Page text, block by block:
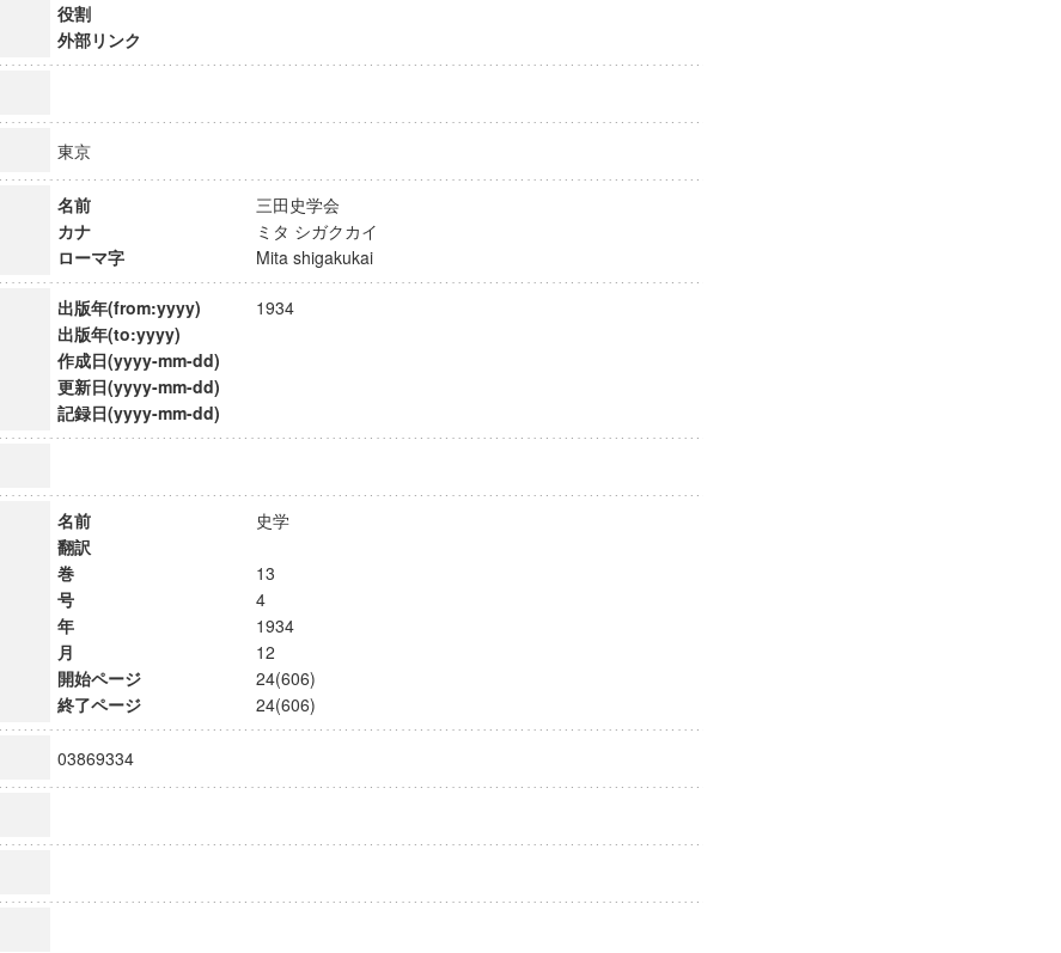
教育研究センター
教育研究拠点
イエンス」
役割
外部リンク
東京
名前
三田史学会
カナ
ミタ シガクカイ
ローマ字
Mita shigakukai
出版年(from:yyyy)
1934
出版年(to:yyyy)
作成日(yyyy-mm-dd)
更新日(yyyy-mm-dd)
記録日(yyyy-mm-dd)
名前
史学
翻訳
巻
13
号
4
年
1934
月
12
開始ページ
24(606)
終了ページ
24(606)
03869334